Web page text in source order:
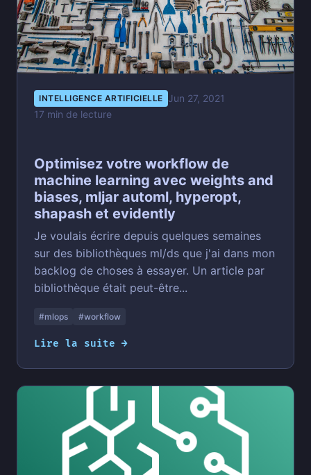
INTELLIGENCE ARTIFICIELLE Jun 27, 2021
17 min de lecture
Optimisez votre workflow de
machine learning avec weights and
biases, mljar automl, hyperopt,
shapash et evidently
Je voulais écrire depuis quelques semaines
sur des bibliothèques ml/ds que j'ai dans mon
backlog de choses à essayer. Un article par
bibliothèque était peut-être...
#mlops #workflow
Lire la suite →